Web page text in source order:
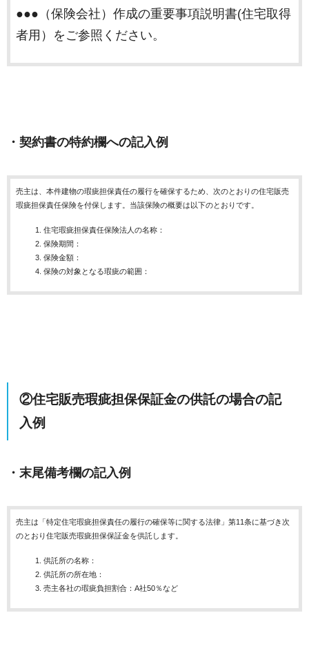
●●●（保険会社）作成の重要事項説明書(住宅取得
者用）をご参照ください。
・契約書の特約欄への記入例
売主は、本件建物の瑕疵担保責任の履行を確保するため、次のとおりの住宅販売
瑕疵担保責任保険を付保します。当該保険の概要は以下のとおりです。
住宅瑕疵担保責任保険法人の名称：
保険期間：
保険金額：
保険の対象となる瑕疵の範囲：
②住宅販売瑕疵担保保証金の供託の場合の記
入例
・末尾備考欄の記入例
売主は「特定住宅瑕疵担保責任の履行の確保等に関する法律」第11条に基づき次
のとおり住宅販売瑕疵担保保証金を供託します。
供託所の名称：
供託所の所在地：
売主各社の瑕疵負担割合：A社50％など